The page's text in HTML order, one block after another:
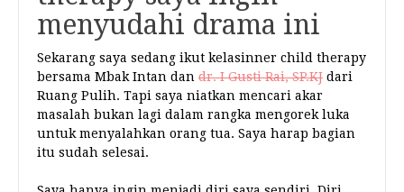
menyudahi drama ini
Sekarang saya sedang ikut kelasinner child therapy
bersama Mbak Intan dan dr. I Gusti Rai, SP.KJ dari
Ruang Pulih. Tapi saya niatkan mencari akar
masalah bukan lagi dalam rangka mengorek luka
untuk menyalahkan orang tua. Saya harap bagian
itu sudah selesai.